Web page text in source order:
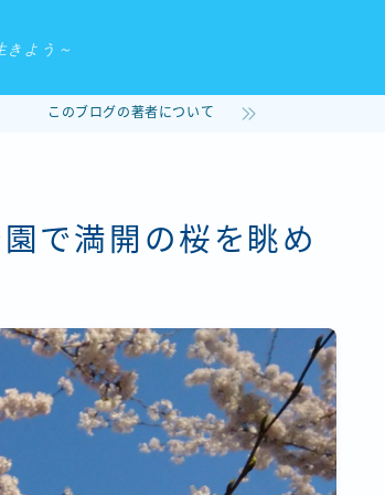
きよう～
このブログの著者について
で満開の桜を眺め